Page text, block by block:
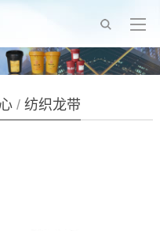
/ 纺织龙带